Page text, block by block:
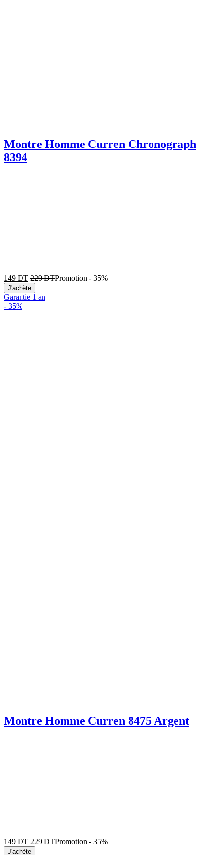
Montre Homme Curren Chronograph
8394
149 DT 229DTPromotion - 35%
J'achète
Garantie 1 an
- 35%
Montre Homme Curren 8475 Argent
149 DT 229DTPromotion - 35%
J'achète